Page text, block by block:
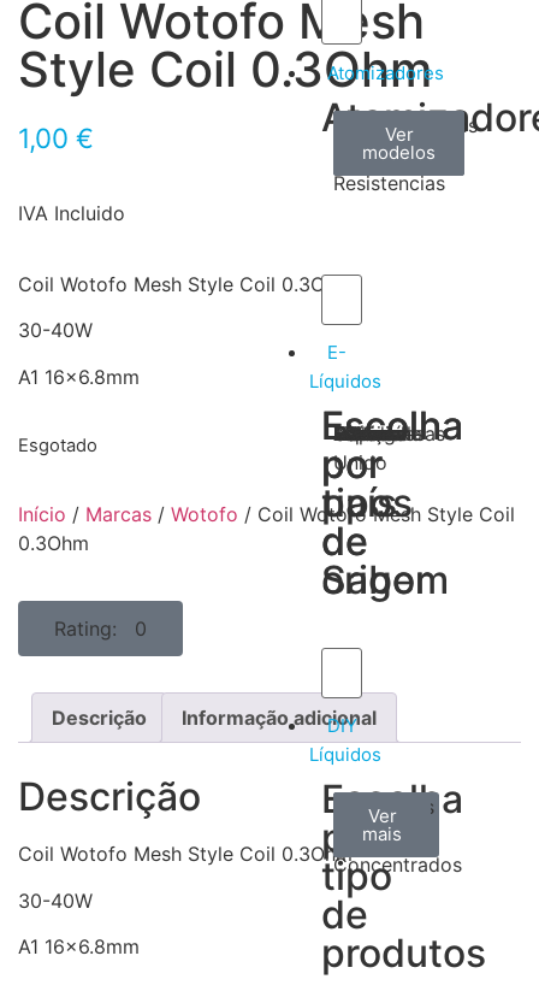
Atomizadores
Claromizadores
Ver
modelos
Reconstruíveis
Ver
modelos
Resistencias
Ver
modelos
E-
Líquidos
Escolha
por
tipos
de
Sabor
Tabaco
Frutas
Bebidas
Frescos
Sobremesas
Escolha
por
país
de
origem
Portugal
Alemanha
USA
Reino
Unido
Canadá
França
Malásia
Filipinas
Espanha
Polónia
Grécia
DIY
Líquidos
Escolha
por
tipo
de
produtos
Aromas
Concentrados
Ver
todos
Bases
Ver
mais
Accesorios
Ver
mais
Coil Wotofo Mesh
Style Coil 0.3Ohm
1,00 €
IVA Incluido
Coil Wotofo Mesh Style Coil 0.3Ohm
30-40W
A1 16×6.8mm
Esgotado
Início / Marcas / Wotofo / Coil Wotofo Mesh Style Coil
0.3Ohm
Rating: 0
Descrição Informação adicional
Descrição
Coil Wotofo Mesh Style Coil 0.3Ohm
30-40W
A1 16×6.8mm